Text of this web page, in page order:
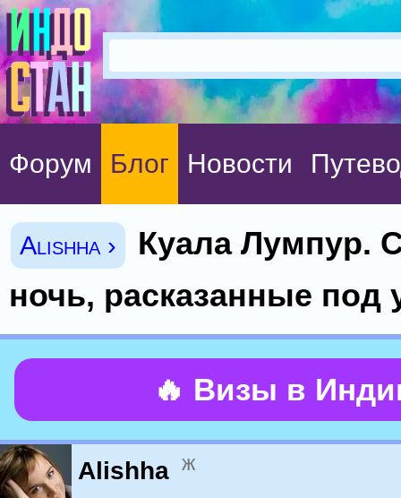
Форум Блог Новости
Alishha ›
Куала Лумпур.
ночь, расказанные под
🔥 Визы в
Alishha ж